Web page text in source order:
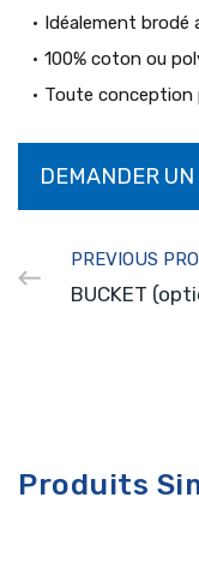
Idéalement brodé
100% coton ou
Toute conception
DEMANDER
PREVIOUS
BUCKET
Produits